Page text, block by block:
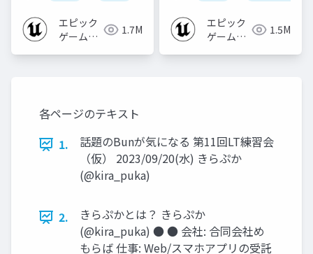
エピック
ゲームズ
1.7M
エピック
ゲームズ
1.5M
各ページのテキスト
1.
話題のBunが気になる 第11回LT練習会
（仮） 2023/09/20(水) きらぷか
(@kira_puka)
2.
きらぷかとは？ きらぷか
(@kira_puka) ● ● 会社: 合同会社め
もらば 仕事: Web/スマホアプリの受託